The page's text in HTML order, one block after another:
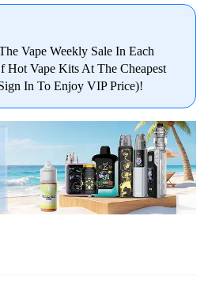
Vape Weekly Sale In Each
Hot Vape Kits At The Cheapest
In To Enjoy VIP Price)!